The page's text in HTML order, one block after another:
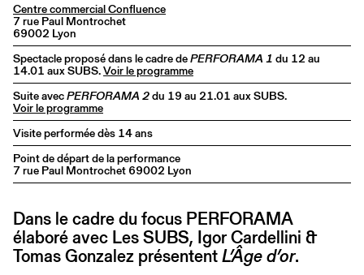
Centre commercial Confluence
7 rue Paul Montrochet
69002 Lyon
Spectacle proposé dans le cadre dePERFORAMA 1 du 12 au
14.01 aux SUBS.Voir le programme
Suite avecPERFORAMA 2du 19 au 21.01 aux SUBS.
Voir le programme
Visite performée dès 14 ans
Point de départ de la performance
7 rue Paul Montrochet 69002 Lyon
Dans le cadre du focus PERFORAMA
élaboré avec Les SUBS, Igor Cardellini &
Tomas Gonzalez présententL’Âge d’or.